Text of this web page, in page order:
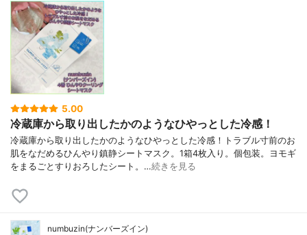
5.00
冷蔵庫から取り出したかのようなひやっとした冷感！
冷蔵庫から取り出したかのようなひやっとした冷感！トラブル寸前のお
肌をなだめるひんやり鎮静シートマスク。1箱4枚入り。個包装。ヨモギ
をまるごとすりおろしたシート。…続きを見る
numbuzin(ナンバーズイン)